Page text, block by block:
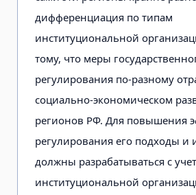
дифференциация по типам
институциональной
тому, что меры
регулирования по-разному
социально-экономическом
регионов РФ. Для повышения
регулирования его подходы и
должны разрабатываться с
институциональной